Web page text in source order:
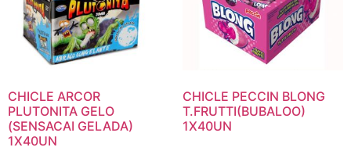
CHICLE ARCOR
PLUTONITA GELO
(SENSACAI GELADA)
1X40UN
CHICLE PECCIN BLONG
T.FRUTTI(BUBALOO)
1X40UN